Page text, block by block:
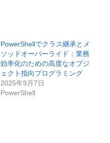
PowerShellでクラス継承とメ
ソッドオーバーライド：業務
効率化のための高度なオブジ
ェクト指向プログラミング
2025年9月7日
PowerShell